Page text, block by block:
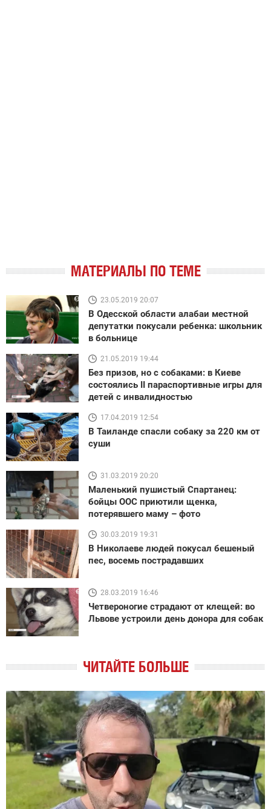
МАТЕРИАЛЫ ПО ТЕМЕ
23.05.2019 20:07
В Одесской области алабаи местной
депутатки покусали ребенка: школьник
в больнице
21.05.2019 19:44
Без призов, но с собаками: в Киеве
состоялись II параспортивные игры для
детей с инвалидностью
17.04.2019 12:54
В Таиланде спасли собаку за 220 км от
суши
31.03.2019 20:20
Маленький пушистый Спартанец:
бойцы ООС приютили щенка,
потерявшего маму – фото
30.03.2019 19:31
В Николаеве людей покусал бешеный
пес, восемь пострадавших
28.03.2019 16:46
Четвероногие страдают от клещей: во
Львове устроили день донора для собак
ЧИТАЙТЕ БОЛЬШЕ